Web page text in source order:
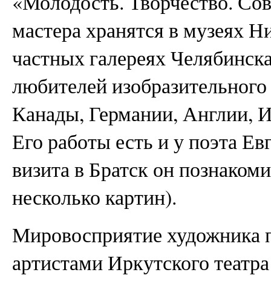
мастера хранятся в музеях
частных галереях
любителей
Канады, Германии, Англии,
Его работы есть и у поэта
визита в Братск он
несколько картин).
Мировосприятие художника
артистами Иркутского